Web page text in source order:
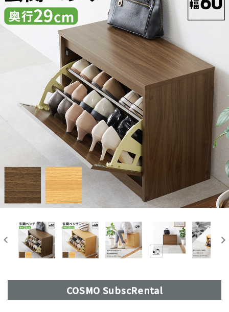
COSMO SubscRental